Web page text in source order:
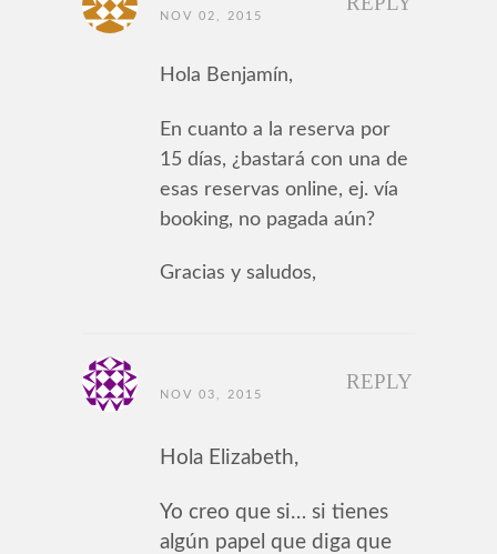
NOV 02, 2015
Hola Benjamín,
En cuanto a la reserva por
15 días, ¿bastará con una de
esas reservas online, ej. vía
booking, no pagada aún?
Gracias y saludos,
NOV 03, 2015
REPLY
Hola Elizabeth,
Yo creo que si… si tienes
algún papel que diga que